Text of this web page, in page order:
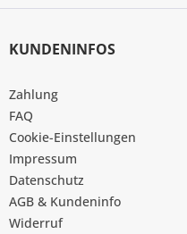
KUNDENINFOS
Zahlung
FAQ
Cookie-Einstellungen
Impressum
Datenschutz
AGB & Kundeninfo
Widerruf